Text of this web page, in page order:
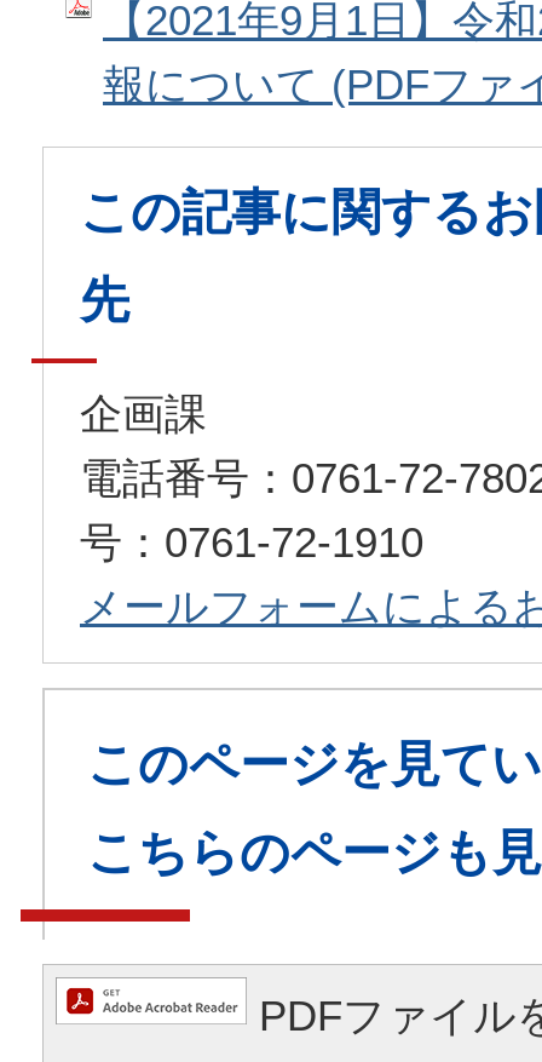
【2021年9月1日】令
報について (PDFファ
この記事に関する
先
企画課
電話番号：0761-72-
号：0761-72-1910
メールフォームによる
このページを見て
こちらのページも
PDFファイル